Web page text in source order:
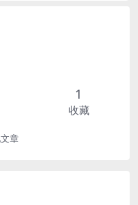
1
收藏
章